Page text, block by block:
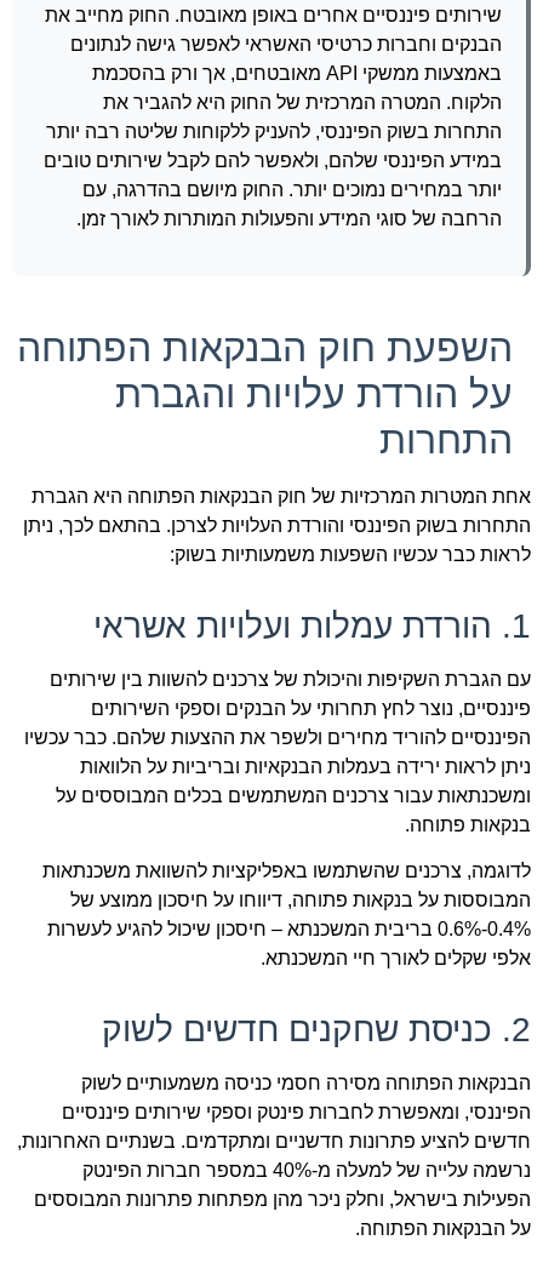
שירותים פיננסיים אחרים באופן מאובטח. החוק מחייב את
הבנקים וחברות כרטיסי האשראי לאפשר גישה לנתונים
באמצעות ממשקי API מאובטחים, אך ורק בהסכמת
הלקוח. המטרה המרכזית של החוק היא להגביר את
התחרות בשוק הפיננסי, להעניק ללקוחות שליטה רבה יותר
במידע הפיננסי שלהם, ולאפשר להם לקבל שירותים טובים
יותר במחירים נמוכים יותר. החוק מיושם בהדרגה, עם
הרחבה של סוגי המידע והפעולות המותרות לאורך זמן.
השפעת חוק הבנקאות הפתוחה
על הורדת עלויות והגברת
התחרות
אחת המטרות המרכזיות של חוק הבנקאות הפתוחה היא הגברת
התחרות בשוק הפיננסי והורדת העלויות לצרכן. בהתאם לכך, ניתן
לראות כבר עכשיו השפעות משמעותיות בשוק:
1. הורדת עמלות ועלויות אשראי
עם הגברת השקיפות והיכולת של צרכנים להשוות בין שירותים
פיננסיים, נוצר לחץ תחרותי על הבנקים וספקי השירותים
הפיננסיים להוריד מחירים ולשפר את ההצעות שלהם. כבר עכשיו
ניתן לראות ירידה בעמלות הבנקאיות ובריביות על הלוואות
ומשכנתאות עבור צרכנים המשתמשים בכלים המבוססים על
בנקאות פתוחה.
לדוגמה, צרכנים שהשתמשו באפליקציות להשוואת משכנתאות
המבוססות על בנקאות פתוחה, דיווחו על חיסכון ממוצע של
0.4%-0.6% בריבית המשכנתא – חיסכון שיכול להגיע לעשרות
אלפי שקלים לאורך חיי המשכנתא.
2. כניסת שחקנים חדשים לשוק
הבנקאות הפתוחה מסירה חסמי כניסה משמעותיים לשוק
הפיננסי, ומאפשרת לחברות פינטק וספקי שירותים פיננסיים
חדשים להציע פתרונות חדשניים ומתקדמים. בשנתיים האחרונות,
נרשמה עלייה של למעלה מ-40% במספר חברות הפינטק
הפעילות בישראל, וחלק ניכר מהן מפתחות פתרונות המבוססים
על הבנקאות הפתוחה.